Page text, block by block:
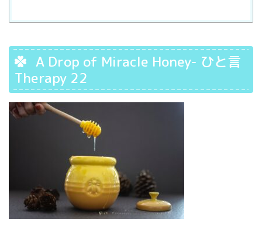
A Drop of Miracle Honey- ひと言
Therapy 22